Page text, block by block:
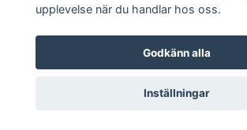
© 2026 Ankis design
upplevelse när du handlar hos oss.
Godkänn alla
Inställningar